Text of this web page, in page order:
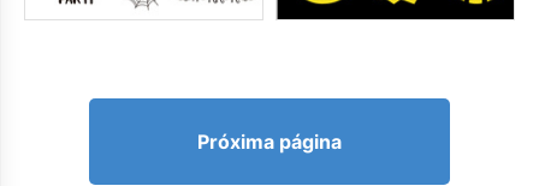
Próxima página